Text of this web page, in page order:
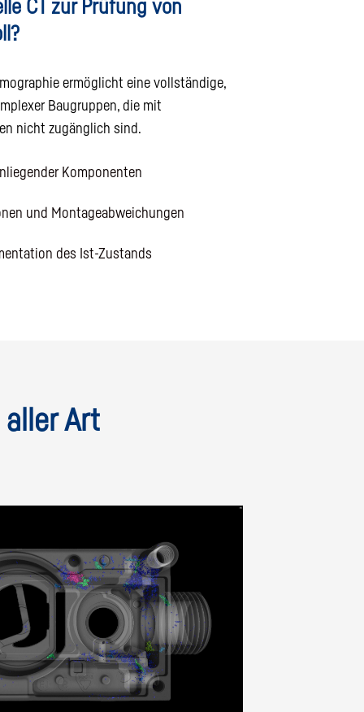
CT zur Prüfung von
ermöglicht eine vollständige,
Baugruppen, die mit
nicht zugänglich sind.
Komponenten
und Montageabweichungen
des Ist-Zustands
aller Art